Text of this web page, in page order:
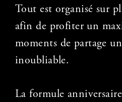
Tout est organisé sur
afin de profiter un
moments de partage
inoubliable.
La formule